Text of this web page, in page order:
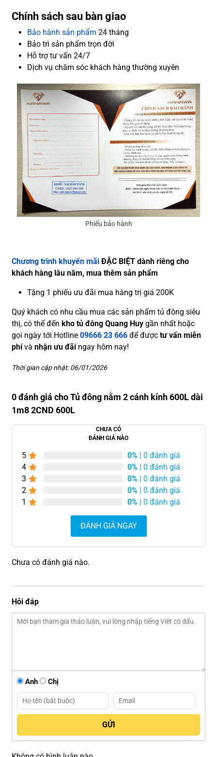
Chính sách sau bàn giao
Bảo hành sản phẩm 24 tháng
Bảo trì sản phẩm trọn đời
Hỗ trợ tư vấn 24/7
Dịch vụ chăm sóc khách hàng thường xuyên
Phiếu bảo hành
Chương trình khuyến mãi ĐẶC BIỆT dành riêng cho
khách hàng lâu năm, mua thêm sản phẩm
Tặng 1 phiếu ưu đãi mua hàng trị giá 200K
Quý khách có nhu cầu mua các sản phẩm tủ đông siêu
thị, có thể đến kho tủ đông Quang Huy gần nhất hoặc
gọi ngày tới Hotline 09666 23 666 để được tư vấn miễn
phívà nhận ưu đãi ngay hôm nay!
Thời gian cập nhật: 06/01/2026
0 đánh giá cho Tủ đông nằm 2 cánh kính 600L dài
1m8 2CND 600L
CHƯA CÓ
ĐÁNH GIÁ NÀO
5 0% | 0 đánh giá
4
0% | 0 đánh giá
3
0% | 0 đánh giá
2
0% | 0 đánh giá
1
0% | 0 đánh giá
ĐÁNH GIÁ NGAY
Chưa có đánh giá nào.
Hỏi đáp
Anh Chị